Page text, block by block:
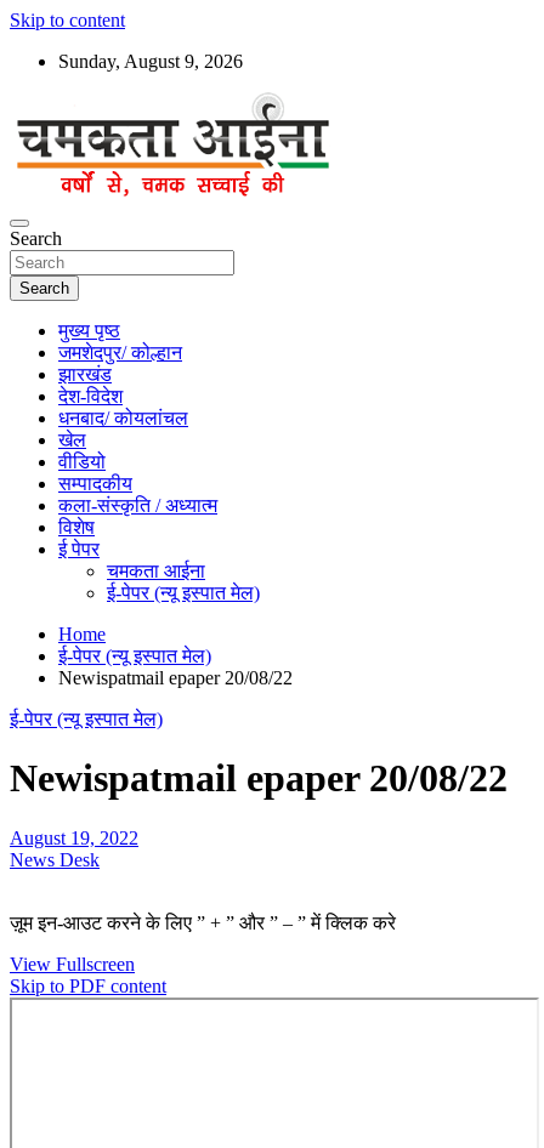
Skip to content
Sunday, August 9, 2026
Chamakta Aina
Hindi News Paper – Jharkhand
Search
Search
मुख्य पृष्ठ
जमशेदपुर/ कोल्हान
झारखंड
देश-विदेश
धनबाद/ कोयलांचल
खेल
वीडियो
सम्पादकीय
कला-संस्कृति / अध्यात्म
विशेष
ई पेपर
चमकता आईना
ई-पेपर (न्यू इस्पात मेल)
Home
ई-पेपर (न्यू इस्पात मेल)
Newispatmail epaper 20/08/22
ई-पेपर (न्यू इस्पात मेल)
Newispatmail epaper 20/08/22
August 19, 2022
News Desk
ज़ूम इन-आउट करने के लिए ” + ” और ” – ” में क्लिक करे
View Fullscreen
Skip to PDF content